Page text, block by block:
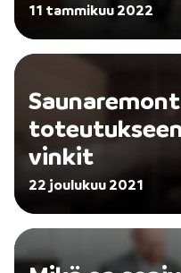
11 tammikuu 2022
vinkit
22 joulukuu 2021